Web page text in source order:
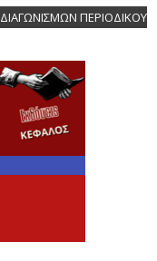
ΠΕΡΙΟΔΙΚΟΥ